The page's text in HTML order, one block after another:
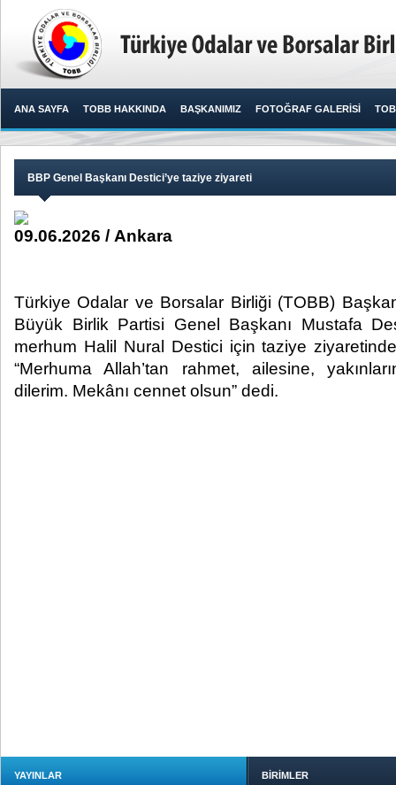
ANA SAYFA TOBB HAKKINDA BAŞKANIMIZ FOTOĞRAF GALERİSİ
BBP Genel Başkanı Destici’ye taziye ziyareti
09.06.2026 / Ankara
Türkiye Odalar ve Borsalar Birliği (TOBB)
Büyük Birlik Partisi Genel Başkanı Mustafa
merhum Halil Nural Destici için taziye
“Merhuma Allah’tan rahmet, ailesine,
dilerim. Mekânı cennet olsun” dedi. ​
YAYINLAR BİRİMLER